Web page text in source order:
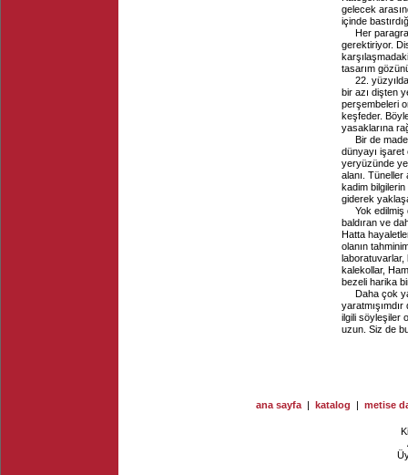
gelecek
içinde
Her
gerektiriyor.
tasarım
22.
bir azı dişten
perşembeleri
keşfeder.
yasaklarına
Bir de
dünyayı işaret
yeryüzünde
alanı. Tüneller
kadim bilgilerin
giderek
Yok edilmiş
baldıran ve
Hatta
olanın
laboratuvarlar,
kalekollar,
bezeli harika
Daha çok
ilgili söyleşiler
uzun. Siz de
ana sayfa | katalog | metise